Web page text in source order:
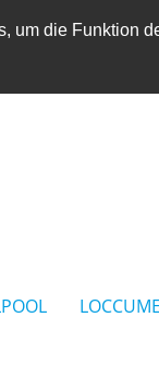
die Funktion